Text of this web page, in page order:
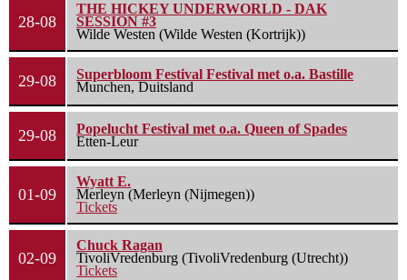
28-08
THE HICKEY UNDERWORLD - DAK
SESSION #3
Wilde Westen (Wilde Westen (Kortrijk))
29-08
Superbloom Festival Festival met o.a. Bastille
Munchen, Duitsland
29-08
Popelucht Festival met o.a. Queen of Spades
Etten-Leur
01-09
Wyatt E.
Merleyn (Merleyn (Nijmegen))
Tickets
02-09
Chuck Ragan
TivoliVredenburg (TivoliVredenburg (Utrecht))
Tickets